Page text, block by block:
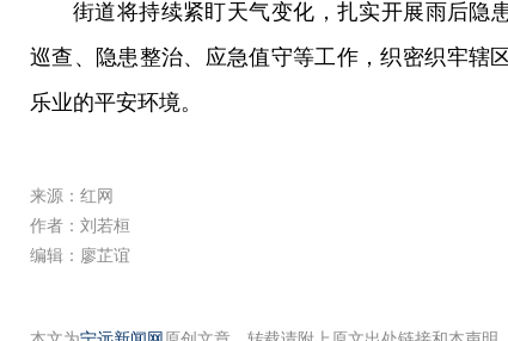
街道将持续紧盯天气变化，扎实开展雨后隐
巡查、隐患整治、应急值守等工作，织密织牢辖
乐业的平安环境。
来源：红网
作者：刘若桓
编辑：廖芷谊